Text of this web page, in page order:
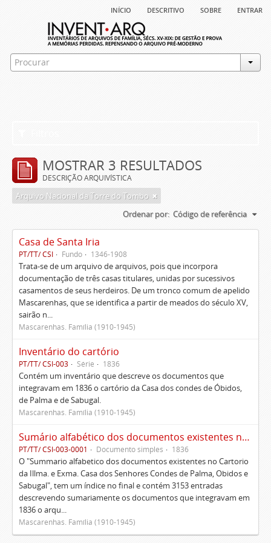
início descritivo sobre entrar
MOSTRAR 3 RESULTADOS
DESCRIÇÃO ARQUIVÍSTICA
Arquivo Nacional da Torre do Tombo
Ordenar por: Código de referência
Casa de Santa Iria
PT/TT/ CSI Fundo 1346-1908
Trata-se de um arquivo de arquivos, pois que incorpora
documentação de três casas titulares, unidas por sucessivos
casamentos de seus herdeiros. De um tronco comum de apelido
Mascarenhas, que se identifica a partir de meados do século XV,
sairão n...
Mascarenhas. Família (1910-1945)
Inventário do cartório
PT/TT/ CSI-003 Série 1836
Contém um inventário que descreve os documentos que
integravam em 1836 o cartório da Casa dos condes de Óbidos,
de Palma e de Sabugal.
Mascarenhas. Família (1910-1945)
Sumário alfabético dos documentos existentes no Cartório da Ilustríssima e Excelentíssima Casa dos senhores condes de Palma, Óbidos e Sabugal
PT/TT/ CSI-003-0001 Documento simples 1836
O "Summario alfabetico dos documentos existentes no Cartorio
da Illma. e Exma. Casa dos Senhores Condes de Palma, Obidos e
Sabugal", tem um índice no final e contém 3153 entradas
descrevendo sumariamente os documentos que integravam em
1836 o arqu...
Mascarenhas. Família (1910-1945)